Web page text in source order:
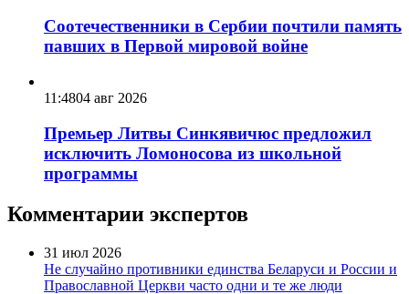
Соотечественники в Сербии почтили память
павших в Первой мировой войне
11:4804 авг 2026
Премьер Литвы Синкявичюс предложил
исключить Ломоносова из школьной
программы
Комментарии экспертов
31 июл 2026
Не случайно противники единства Беларуси и России и
Православной Церкви часто одни и те же люди